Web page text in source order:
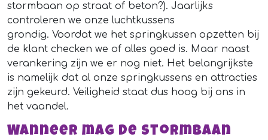
stormbaan op straat of beton?). Jaarlijks
controleren we onze luchtkussens
grondig. Voordat we het springkussen opzetten bij
de klant checken we of alles goed is. Maar naast
verankering zijn we er nog niet. Het belangrijkste
is namelijk dat al onze springkussens en attracties
zijn gekeurd. Veiligheid staat dus hoog bij ons in
het vaandel.
Wanneer mag de stormbaan